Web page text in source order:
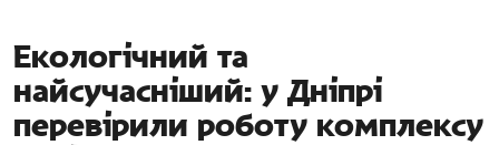
Екологічний та
найсучасніший: у Дніпрі
перевірили роботу комплексу